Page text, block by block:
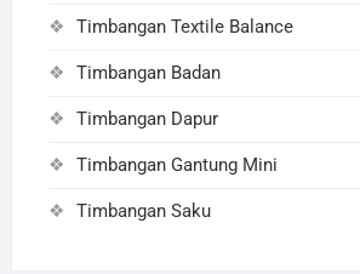
Timbangan Textile Balance
Timbangan Badan
Timbangan Dapur
Timbangan Gantung Mini
Timbangan Saku